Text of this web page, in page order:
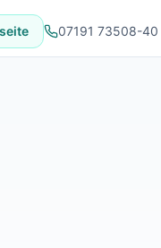
07191 73508-40